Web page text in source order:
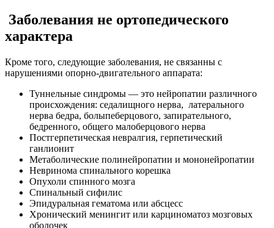
Заболевания не ортопедического
характера
Кроме того, следующие заболевания, не связанны с
нарушениями опорно-двигательного аппарата:
Туннельные синдромы — это нейропатии различного
происхождения: седалищного нерва, латерального
нерва бедра, болыпеберцового, запирательного,
бедренного, общего малоберцового нерва
Постгерпетическая невралгия, герпетический
ганлионит
Метаболические полинейропатии и мононейропатии
Невринома спинального корешка
Опухоли спинного мозга
Спинальный сифилис
Эпидуральная гематома или абсцесс
Хронический менингит или карциноматоз мозговых
оболочек